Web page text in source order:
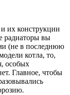
их конструкции
радиаторы вы
(не в последнюю
котла, то,
особых
Главное, чтобы